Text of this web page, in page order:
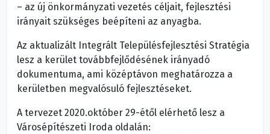
– az új önkormányzati vezetés céljait, fejlesztési
irányait szükséges beépíteni az anyagba.
Az aktualizált Integrált Településfejlesztési Stratégia
lesz a kerület továbbfejlődésének irányadó
dokumentuma, ami középtávon meghatározza a
kerületben megvalósuló fejlesztéseket.
A tervezet 2020.október 29-étől elérhető lesz a
Városépítészeti Iroda oldalán: